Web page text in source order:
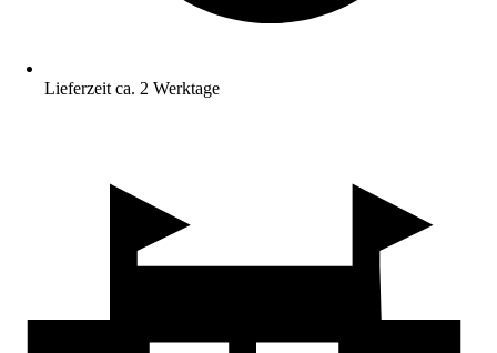
Lieferzeit ca. 2 Werktage